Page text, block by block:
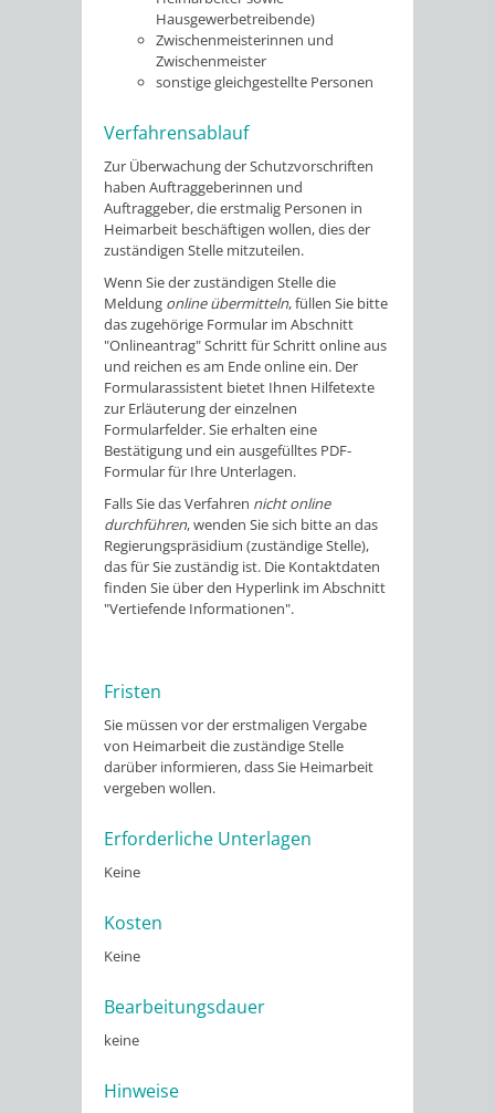
Hausgewerbetreibende)
Zwischenmeisterinnen und
Zwischenmeister
sonstige gleichgestellte Personen
Verfahrensablauf
Zur Überwachung der Schutzvorschriften
haben Auftraggeberinnen und
Auftraggeber, die erstmalig Personen in
Heimarbeit beschäftigen wollen, dies der
zuständigen Stelle mitzuteilen.
Wenn Sie der zuständigen Stelle die
Meldung online übermitteln, füllen Sie bitte
das zugehörige Formular im Abschnitt
"Onlineantrag" Schritt für Schritt online aus
und reichen es am Ende online ein. Der
Formularassistent bietet Ihnen Hilfetexte
zur Erläuterung der einzelnen
Formularfelder. Sie erhalten eine
Bestätigung und ein ausgefülltes PDF-
Formular für Ihre Unterlagen.
Falls Sie das Verfahren nicht online
durchführen, wenden Sie sich bitte an das
Regierungspräsidium (zuständige Stelle),
das für Sie zuständig ist. Die Kontaktdaten
finden Sie über den Hyperlink im Abschnitt
"Vertiefende Informationen".
Fristen
Sie müssen vor der erstmaligen Vergabe
von Heimarbeit die zuständige Stelle
darüber informieren, dass Sie Heimarbeit
vergeben wollen.
Erforderliche Unterlagen
Keine
Kosten
Keine
Bearbeitungsdauer
keine
Hinweise